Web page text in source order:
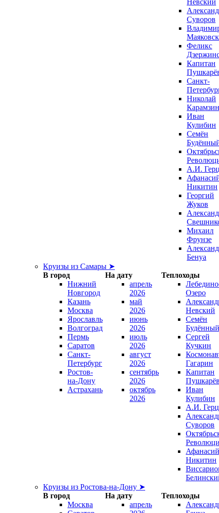
Невский
Суворов
Феликс
Капитан
Санкт-
Николай
Карамзин
Иван
Кулибин
Семён
А.И.
Никитин
Георгий
Жуков
Михаил
Фрунзе
Бенуа
Круизы из Самары ➤
В город
На дату
Теплоходы
Нижний
Новгород
Казань
Москва
Ярославль
Волгоград
Пермь
Саратов
Санкт-
Петербург
Ростов-
на-Дону
Астрахань
апрель
2026
май
2026
июнь
2026
июль
2026
август
2026
сентябрь
2026
октябрь
2026
Озеро
Невский
Семён
Будённый
Сергей
Кучкин
Гагарин
Капитан
Иван
Кулибин
А.И.
Суворов
Афанасий
Никитин
Круизы из Ростова-на-Дону ➤
В город
На дату
Теплоходы
Москва
апрель